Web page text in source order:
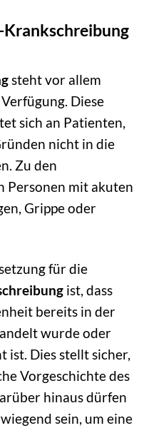
Krankschreibung
steht vor allem
Diese
sich an Patienten,
nicht in die
Zu den
Personen mit akuten
Grippe oder
für die
ist, dass
bereits in der
wurde oder
ist. Dies stellt sicher,
Vorgeschichte des
hinaus dürfen
sein, um eine